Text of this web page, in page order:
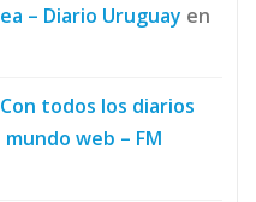
– Diario Uruguay en
todos los diarios
web – FM